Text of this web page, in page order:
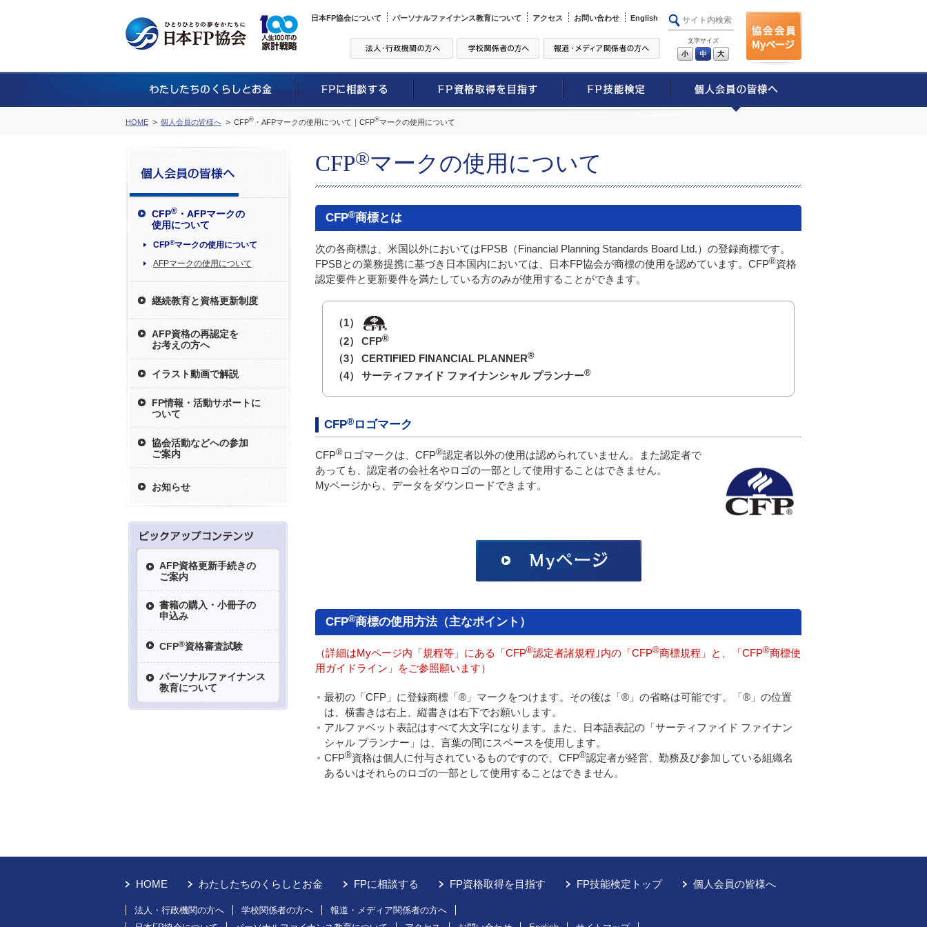
日本FP協会について パーソナルファイナンス教育について アクセス お問い合わせ English
文字サイズ
小 中
HOME 個人会員の皆様へ CFP® ・AFPマークの使用について｜CFP®マークの使用について
CFP®マークの使用について
CFP®商標とは
次の各商標は、米国以外においてはFPSB（Financial Planning Standards Board Ltd.）の登録商標です。
FPSBとの業務提携に基づき日本国内においては、日本FP協会が商標の使用を認めています。CFP®資格
認定要件と更新要件を満たしている方のみが使用することができます。
（1）
（2）
CFP®
（3） CERTIFIED FINANCIAL PLANNER®
（4） サーティファイド ファイナンシャル プランナー®
CFP®ロゴマーク
CFP®ロゴマークは、CFP®認定者以外の使用は認められていません。また認定者で
あっても、認定者の会社名やロゴの一部として使用することはできません。
Myページから、データをダウンロードできます。
CFP®商標の使用方法（主なポイント）
（詳細はMyページ内「規程等」にある「CFP®認定者諸規程｣内の「CFP®商標規程」と、「CFP®商標使
用ガイドライン」をご参照願います）
最初の「CFP」に登録商標「®」マークをつけます。その後は「®」の省略は可能です。「®」の位置
は、横書きは右上、縦書きは右下でお願いします。
アルファベット表記はすべて大文字になります。また、日本語表記の「サーティファイド ファイナン
シャル プランナー」は、言葉の間にスペースを使用します。
CFP®資格は個人に付与されているものですので、CFP®認定者が経営、勤務及び参加している組織名
あるいはそれらのロゴの一部として使用することはできません。
CFP® ・AFPマークの
使用について
CFP®マークの使用について
AFPマークの使用について
継続教育と資格更新制度
AFP資格の再認定を
お考えの方へ
イラスト動画で解説
FP情報・活動サポートに
ついて
協会活動などへの参加
ご案内
お知らせ
AFP資格更新手続きの
ご案内
書籍の購入・小冊子の
申込み
CFP®資格審査試験
パーソナルファイナンス
教育について
HOME わたしたちのくらしとお金 FPに相談する FP資格取得を目指す FP技能検定トップ 個人会員の皆様へ
法人・行政機関の方へ 学校関係者の方へ
報道・メディア関係者の方へ